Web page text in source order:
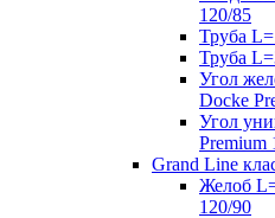
120/85
Труба
Труба
Угол
Docke
Угол
Premium
Grand Line
Желоб
120/90